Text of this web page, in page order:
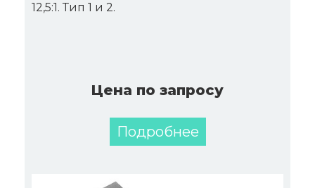
12,5:1. Тип 1 и 2.
Цена по запросу
Подробнее